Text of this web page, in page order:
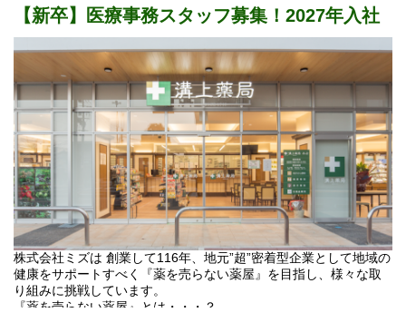
【実施日時】
・7月21日（火）18:00～
・7月23日（木）16:00～
・7月23日（木）17:00～
・7月28日（火）14:00～
・7月28日（火）15:00～
【その他補足】
1) 従事すべき業務の変更の範囲
変更なし
2) 就業場所の変更の範囲
佐賀県・福岡県・熊本県内の溝上薬局全店。
なお他県に出店する場合はそれらを含む。ただし、双方の合意
のもと決定する。
【新卒】医療事務スタッフ募集！2027年入社
株式会社ミズは 創業して116年、地元”超”密着型企業として地域の
健康をサポートすべく『薬を売らない薬屋』を目指し、様々な取
り組みに挑戦しています。
『薬を売らない薬屋』とは・・・？